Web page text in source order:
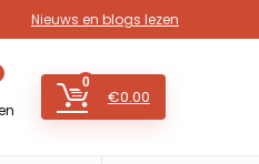
Nieuws en blogs lezen
0
€0.00